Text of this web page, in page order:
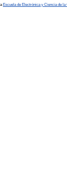
Escuela de Electrónica y Ciencia de la